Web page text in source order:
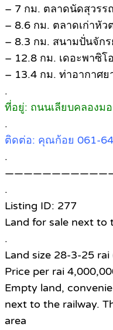
– 7 กม. ตลาดนัดสุวร
– 8.6 กม. ตลาดเก่าหัว
– 8.3 กม. สนามปั่นจัก
– 12.8 กม. เดอะพาซิโ
– 13.4 กม. ท่าอากาศ
.
ที่อยู่: ถนนเลียบคลองม
.
ติดต่อ: คุณก้อย 061-
.
.
Listing ID: 277
Land for sale next to
.
Land size 28-3-25
Price per rai
Empty land,
next to the railway.
area